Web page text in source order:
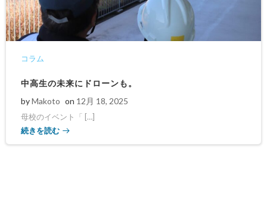
コラム
中高生の未来にドローンも。
byMakoto on 12月 18, 2025
母校のイベント「 […]
続きを読む